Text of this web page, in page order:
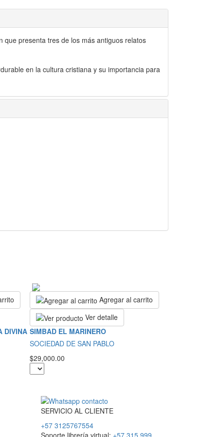
que presenta tres de los más antiguos relatos
en la cultura cristiana y su importancia para
DIVINA
Agregar al carrito
Ver detalle
SIMBAD EL MARINERO
SOCIEDAD DE SAN PABLO
$29,000.00
SERVICIOAL CLIENTE
+57 3125767554
Soporte librería virtual: +57 315 999